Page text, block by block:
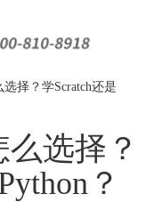
择？学Scratch还是
选择？
？